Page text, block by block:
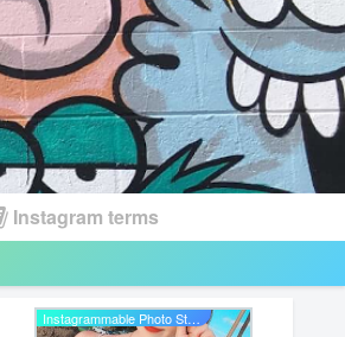
Instagram terms
Instagrammable Photo Studio